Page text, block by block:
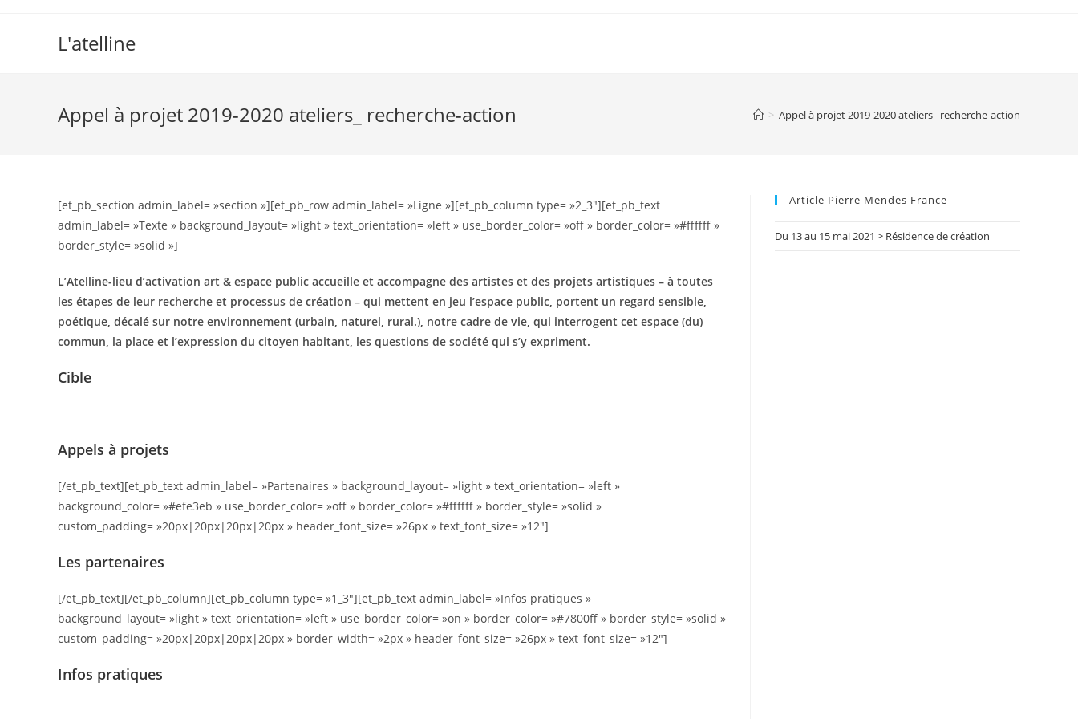
L'atelline
Appel à projet 2019-2020 ateliers_ recherche-action > Appel à projet 2019-2020 ateliers_ recherche-action
[et_pb_section admin_label= »section »][et_pb_row admin_label= »Ligne »][et_pb_column type= »2_3″][et_pb_text
admin_label= »Texte » background_layout= »light » text_orientation= »left » use_border_color= »off » border_color= »#ffffff »
border_style= »solid »]
L’Atelline-lieu d’activation art & espace public accueille et accompagne des artistes et des projets artistiques – à toutes
les étapes de leur recherche et processus de création – qui mettent en jeu l’espace public, portent un regard sensible,
poétique, décalé sur notre environnement (urbain, naturel, rural.), notre cadre de vie, qui interrogent cet espace (du)
commun, la place et l’expression du citoyen habitant, les questions de société qui s’y expriment.
Cible
Appels à projets
[/et_pb_text][et_pb_text admin_label= »Partenaires » background_layout= »light » text_orientation= »left »
background_color= »#efe3eb » use_border_color= »off » border_color= »#ffffff » border_style= »solid »
custom_padding= »20px|20px|20px|20px » header_font_size= »26px » text_font_size= »12″]
Les partenaires
[/et_pb_text][/et_pb_column][et_pb_column type= »1_3″][et_pb_text admin_label= »Infos pratiques »
background_layout= »light » text_orientation= »left » use_border_color= »on » border_color= »#7800ff » border_style= »solid »
custom_padding= »20px|20px|20px|20px » border_width= »2px » header_font_size= »26px » text_font_size= »12″]
Infos pratiques
Article Pierre Mendes France
Du 13 au 15 mai 2021 > Résidence de création